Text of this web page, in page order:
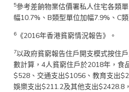
5參考差餉物業估價署私人住宅各類
幅10.7%、B類型單位加幅7.9%、C
6《2016年香港貧窮情況報告》。
7以政府貧窮報告住戶開支模式按住
數計算，4人貧窮住戶於2018年，食
$528、交通支出$1056、教育支出
娛樂支出$211.2及其他支出$2428.8